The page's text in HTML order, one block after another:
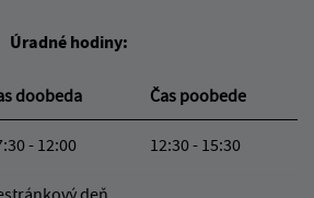
Úradné hodiny:
doobeda Čas poobede
- 12:00 12:30 - 15:30